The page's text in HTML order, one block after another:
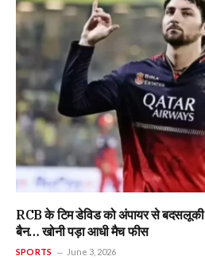
RCB के टिम डेविड को अंपायर से बदसलूकी
बैन… खोनी पड़ा आधी मैच फीस
SPORTS June 3, 2026